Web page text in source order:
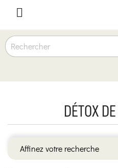

DÉTOX
Affinez votre recherche